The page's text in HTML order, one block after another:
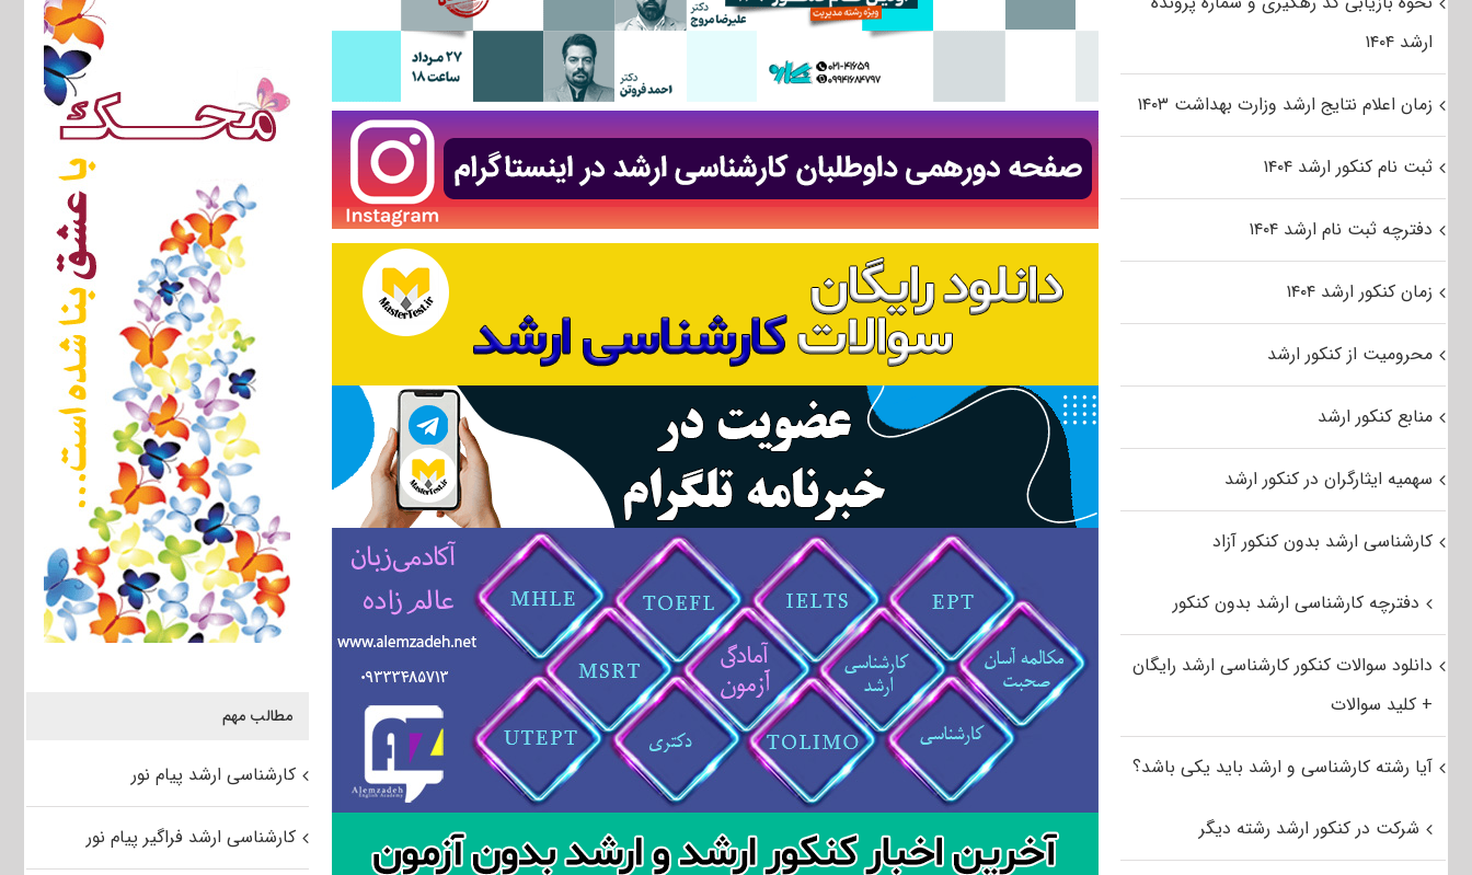
مطالب مهم
کارشناسی ارشد پیام نور
کارشناسی ارشد فراگیر پیام نور
ارشد ۱۴۰۴
زمان اعلام نتایج ارشد وزارت بهداشت ۱۴۰۳
ثبت نام کنکور ارشد ۱۴۰۴
دفترچه ثبت نام ارشد ۱۴۰۴
زمان کنکور ارشد ۱۴۰۴
محرومیت از کنکور ارشد
منابع کنکور ارشد
سهمیه ایثارگران در کنکور ارشد
کارشناسی ارشد بدون کنکور آزاد
دفترچه کارشناسی ارشد بدون کنکور
دانلود سوالات کنکور کارشناسی ارشد رایگان
+ کلید سوالات
آیا رشته کارشناسی و ارشد باید یکی باشد؟
شرکت در کنکور ارشد رشته دیگر